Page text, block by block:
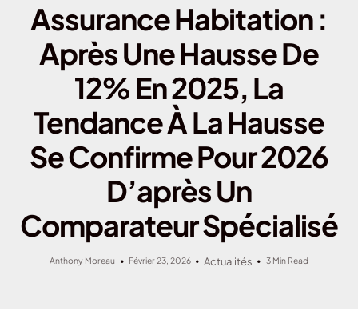
Assurance Habitation :
Après Une Hausse De
12% En 2025, La
Tendance À La Hausse
Se Confirme Pour 2026
D’après Un
Comparateur Spécialisé
Anthony Moreau Février 23, 2026 Actualités 3 Min Read